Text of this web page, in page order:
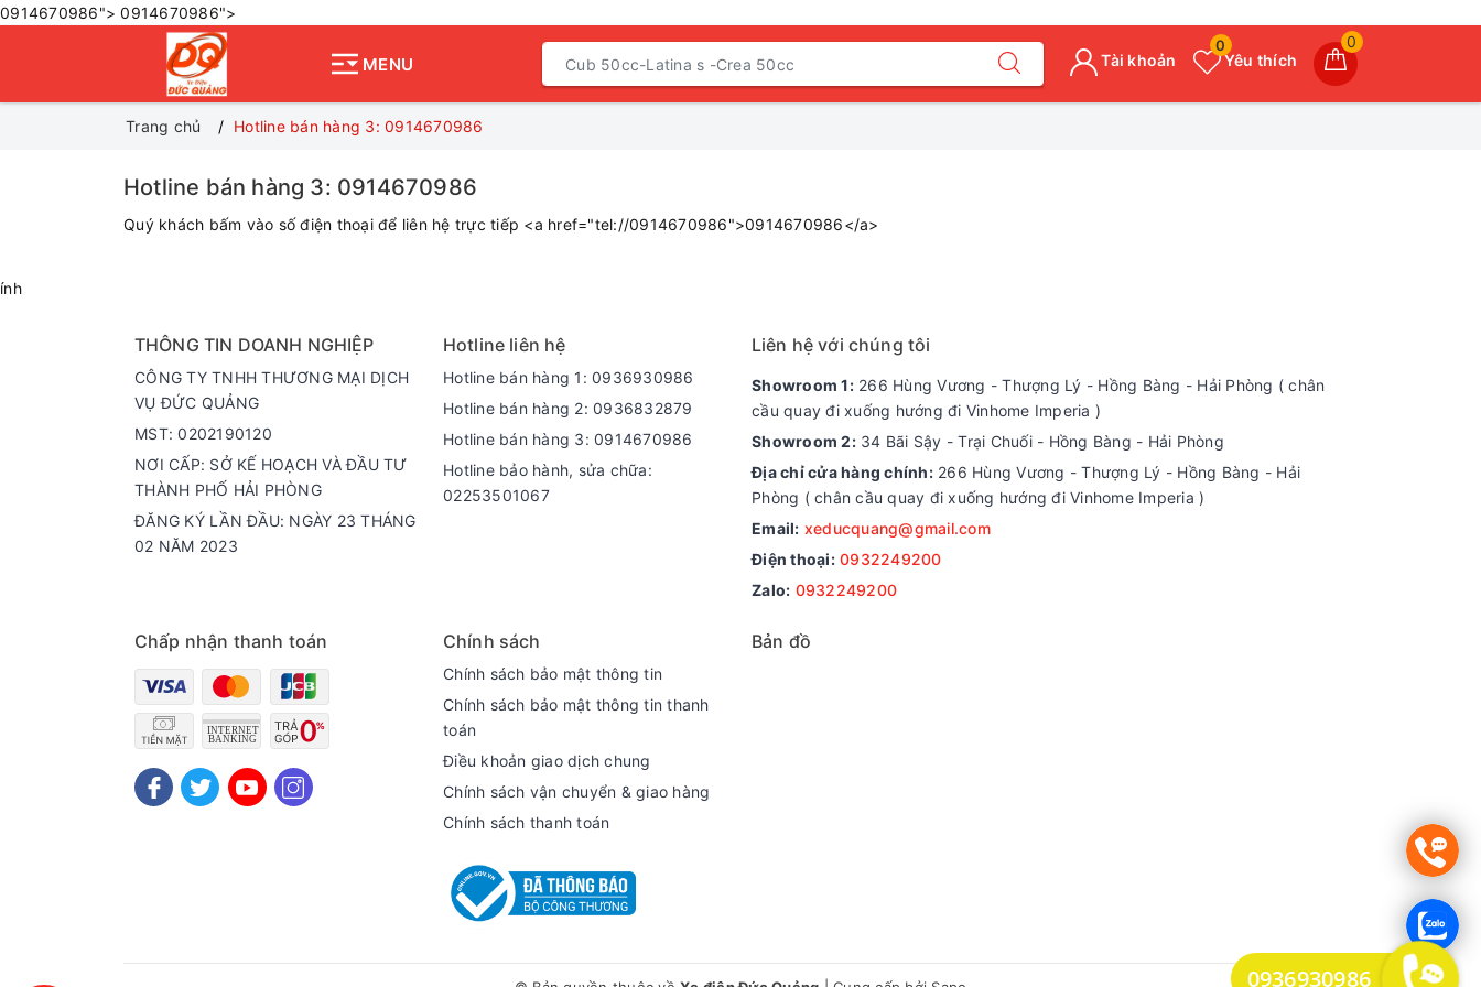
0914670986">0914670986">
MENU
0
Yêu thích
0
Tài khoản
Trang chủ Hotline bán hàng 3: 0914670986
Hotline bán hàng 3: 0914670986
Quý khách bấm vào số điện thoại để liên hệ trực tiếp <a href="tel://0914670986">0914670986</a>
ính
THÔNG TIN DOANH NGHIỆP
CÔNG TY TNHH THƯƠNG MẠI DỊCH
VỤ ĐỨC QUẢNG
MST: 0202190120
NƠI CẤP: SỞ KẾ HOẠCH VÀ ĐẦU TƯ
THÀNH PHỐ HẢI PHÒNG
ĐĂNG KÝ LẦN ĐẦU: NGÀY 23 THÁNG
02 NĂM 2023
Hotline liên hệ
Hotline bán hàng 1: 0936930986
Hotline bán hàng 2: 0936832879
Hotline bán hàng 3: 0914670986
Hotline bảo hành, sửa chữa:
02253501067
Liên hệ với chúng tôi
Showroom 1:266 Hùng Vương - Thượng Lý - Hồng Bàng - Hải Phòng ( chân
cầu quay đi xuống hướng đi Vinhome Imperia )
Showroom 2:34 Bãi Sậy - Trại Chuối - Hồng Bàng - Hải Phòng
Địa chỉ cửa hàng chính:266 Hùng Vương - Thượng Lý - Hồng Bàng - Hải
Phòng ( chân cầu quay đi xuống hướng đi Vinhome Imperia )
Email: xeducquang@gmail.com
Điện thoại: 0932249200
Zalo: 0932249200
Chấp nhận thanh toán Chính sách
Chính sách bảo mật thông tin
Chính sách bảo mật thông tin thanh
toán
Điều khoản giao dịch chung
Chính sách vận chuyển & giao hàng
Chính sách thanh toán
Bản đồ
0936930986